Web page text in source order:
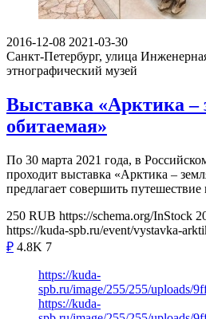
2016-12-08 2021-03-30
Санкт-Петербург, улица
этнографический музей
Выставка «Арктика –
обитаемая»
По 30 марта 2021 года, в
проходит выставка «Арктика –
предлагает совершить
250 RUB https://schema.org/InStock
https://kuda-spb.ru/event/vystavka-
₽ 4.8K 7
https://kuda-
spb.ru/image/255/255/uploads/
https://kuda-